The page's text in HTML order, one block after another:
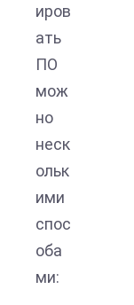
иров
ать
ПО
мож
но
неск
ольк
ими
спос
оба
ми: